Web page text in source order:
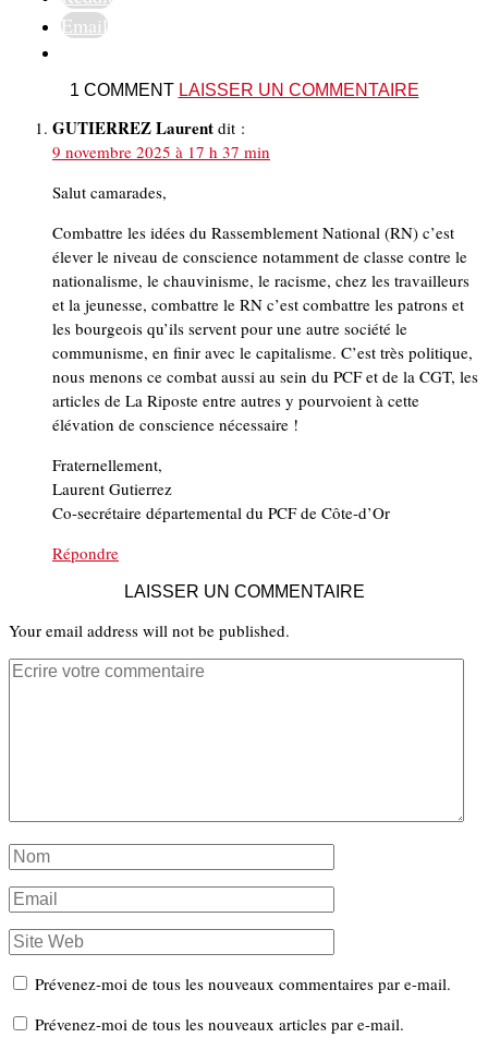
Email
1 COMMENT LAISSER UN COMMENTAIRE
GUTIERREZ Laurent dit :
9 novembre 2025 à 17 h 37 min
Salut camarades,
Combattre les idées du Rassemblement National (RN) c’est
élever le niveau de conscience notamment de classe contre le
nationalisme, le chauvinisme, le racisme, chez les travailleurs
et la jeunesse, combattre le RN c’est combattre les patrons et
les bourgeois qu’ils servent pour une autre société le
communisme, en finir avec le capitalisme. C’est très politique,
nous menons ce combat aussi au sein du PCF et de la CGT, les
articles de La Riposte entre autres y pourvoient à cette
élévation de conscience nécessaire !
Fraternellement,
Laurent Gutierrez
Co-secrétaire départemental du PCF de Côte-d’Or
Répondre
LAISSER UN COMMENTAIRE
Your email address will not be published.
Prévenez-moi de tous les nouveaux commentaires par e-mail.
Prévenez-moi de tous les nouveaux articles par e-mail.